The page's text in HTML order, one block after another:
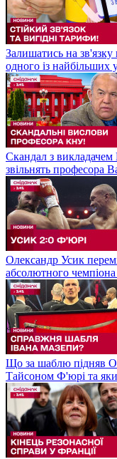
Залишатись на
одного із найбільших
Скандал з
звільнять професора
Олександр Усик
абсолютного чемпіона
Що за шаблю підняв
Тайсоном Ф'юрі та